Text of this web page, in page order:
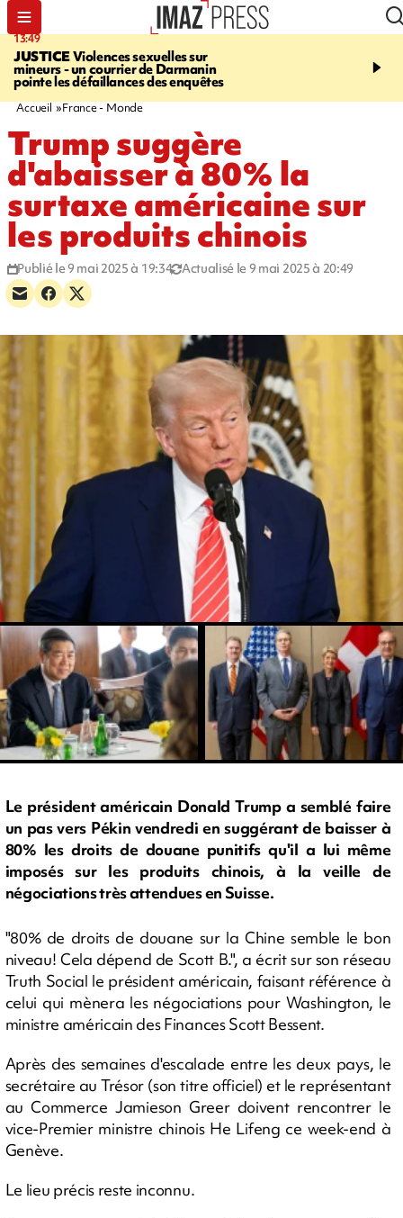
13:49
JUSTICEViolences sexuelles sur
mineurs - un courrier de Darmanin
pointe les défaillances des enquêtes
17:59
Corniche - la route du
Accueil France - Monde
Trump suggère
d'abaisser à 80% la
surtaxe américaine sur
les produits chinois
Publié le 9 mai 2025 à 19:34 Actualisé le 9 mai 2025 à 20:49
Le président américain Donald Trump a semblé faire
un pas vers Pékin vendredi en suggérant de baisser à
80% les droits de douane punitifs qu'il a lui même
imposés sur les produits chinois, à la veille de
négociations très attendues en Suisse.
"80% de droits de douane sur la Chine semble le bon
niveau! Cela dépend de Scott B.", a écrit sur son réseau
Truth Social le président américain, faisant référence à
celui qui mènera les négociations pour Washington, le
ministre américain des Finances Scott Bessent.
Après des semaines d'escalade entre les deux pays, le
secrétaire au Trésor (son titre officiel) et le représentant
au Commerce Jamieson Greer doivent rencontrer le
vice-Premier ministre chinois He Lifeng ce week-end à
Genève.
Le lieu précis reste inconnu.